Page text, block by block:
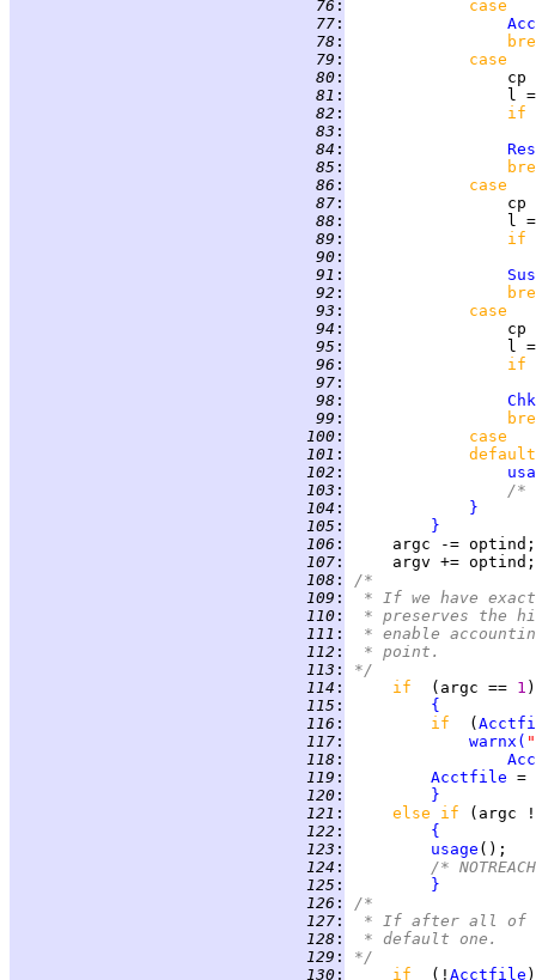
  76
:
  77
:
  78
:
  79
:
  80
:
  81
:
l
  82
:
  83
:
  84
:
  85
:
  86
:
  87
:
  88
:
l
  89
:
  90
:
  91
:
  92
:
  93
:
  94
:
  95
:
l
  96
:
  97
:
  98
:
  99
:
100 :
101 :
default
102 :
103 :
/*
104 :
}
105 :
}
106 :
107 :
108 :
/*
109 :
* If we have
110 :
* preserves the
111 :
* enable
112 :
* point.
113 :
*/
114 : if (argc == 1
115 :
{
116 : if (
117 : warnx (
118 :
119 :
Acctfile
120 :
}
121 : else if
(argc
122 :
{
123 : usage
124 :
/*
125 :
}
126 :
/*
127 :
* If after all of
128 :
* default one.
129 :
*/
130 : if (! Acctfile